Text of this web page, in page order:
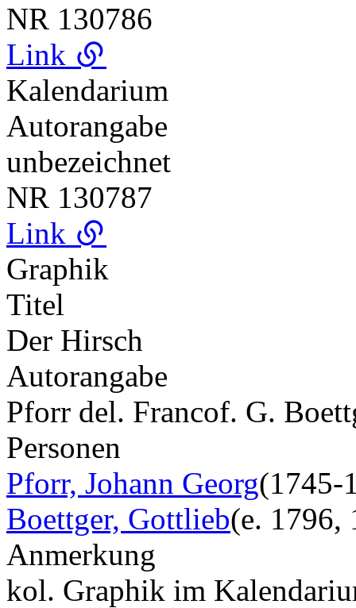
NR 130786
Link
Kalendarium
Autorangabe
unbezeichnet
NR 130787
Link
Graphik
Titel
Der Hirsch
Autorangabe
Pforr del. Francof. G.
Personen
Pforr, Johann Georg(1745-
Boettger, Gottlieb(e. 1796,
Anmerkung
kol. Graphik im